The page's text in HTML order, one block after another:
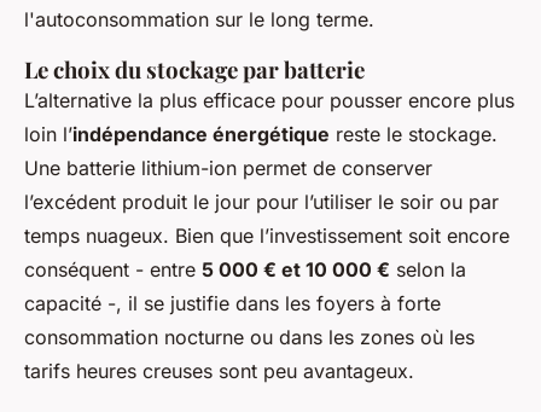
l'autoconsommation sur le long terme.
Le choix du stockage par batterie
L’alternative la plus efficace pour pousser encore plus
loin l’indépendance énergétique reste le stockage.
Une batterie lithium-ion permet de conserver
l’excédent produit le jour pour l’utiliser le soir ou par
temps nuageux. Bien que l’investissement soit encore
conséquent - entre 5 000 € et 10 000 € selon la
capacité -, il se justifie dans les foyers à forte
consommation nocturne ou dans les zones où les
tarifs heures creuses sont peu avantageux.